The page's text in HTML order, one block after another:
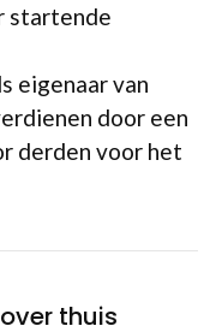
startende
eigenaar van
door een
derden voor het
thuis